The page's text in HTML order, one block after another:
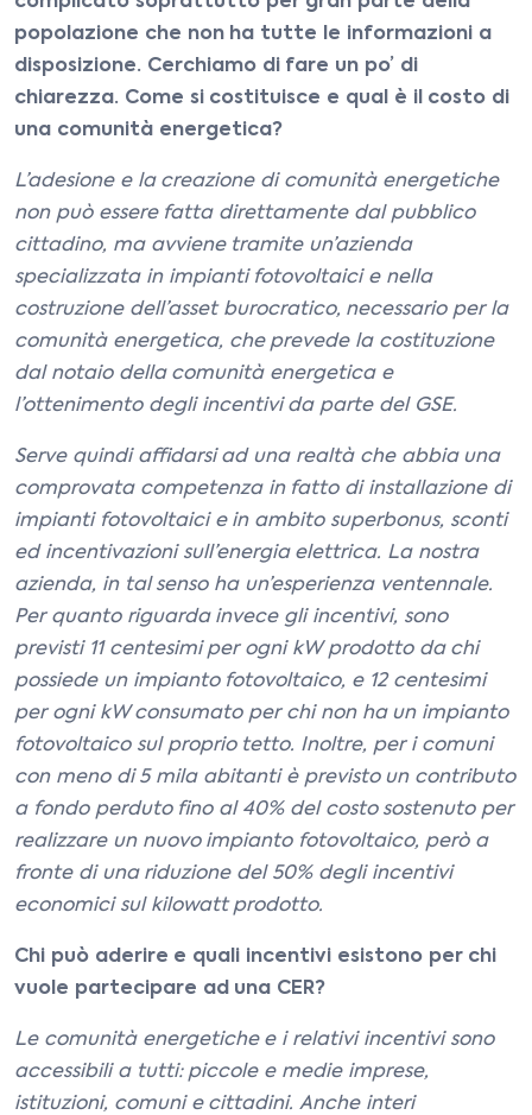
popolazione che non ha tutte le informazioni a
disposizione. Cerchiamo di fare un po’ di
chiarezza. Come si costituisce e qual è il costo di
una comunità energetica?
L’adesione e la creazione di comunità energetiche
non può essere fatta direttamente dal pubblico
cittadino, ma avviene tramite un’azienda
specializzata in impianti fotovoltaici e nella
costruzione dell’asset burocratico, necessario per la
comunità energetica, che prevede la costituzione
dal notaio della comunità energetica e
l’ottenimento degli incentivi da parte del GSE.
Serve quindi affidarsi ad una realtà che abbia una
comprovata competenza in fatto di installazione di
impianti fotovoltaici e in ambito superbonus, sconti
ed incentivazioni sull’energia elettrica. La nostra
azienda, in tal senso ha un’esperienza ventennale.
Per quanto riguarda invece gli incentivi, sono
previsti 11 centesimi per ogni kW prodotto da chi
possiede un impianto fotovoltaico, e 12 centesimi
per ogni kW consumato per chi non ha un impianto
fotovoltaico sul proprio tetto. Inoltre, per i comuni
con meno di 5 mila abitanti è previsto un contributo
a fondo perduto fino al 40% del costo sostenuto per
realizzare un nuovo impianto fotovoltaico, però a
fronte di una riduzione del 50% degli incentivi
economici sul kilowatt prodotto.
Chi può aderire e quali incentivi esistono per chi
vuole partecipare ad una CER?
Le comunità energetiche e i relativi incentivi sono
accessibili a tutti: piccole e medie imprese,
istituzioni, comuni e cittadini. Anche interi